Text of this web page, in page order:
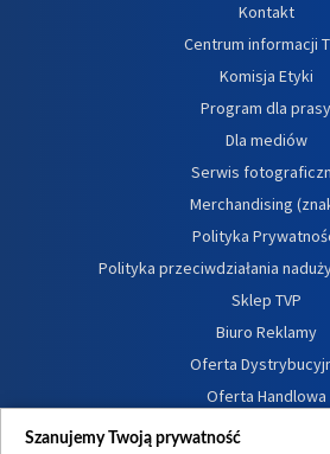
Kontakt
Centrum informacji
Komisja Etyki
Program dla prasy
Dla mediów
Serwis
Merchandising
Polityka
Polityka przeciwdziałania
Sklep TVP
Biuro Reklamy
Oferta
Oferta Handlowa
Dostępność
Szanujemy Twoją prywatność